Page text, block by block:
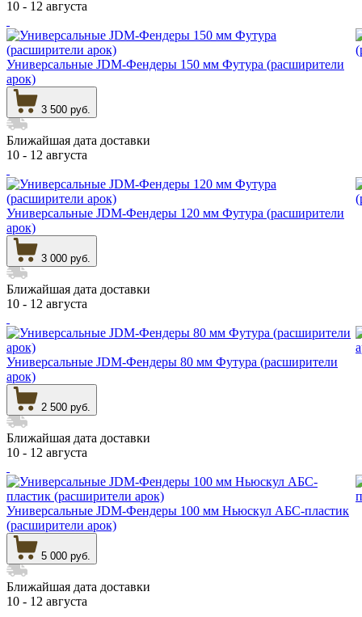
10 - 12 августа
Универсальные JDM-Фендеры 150 мм Футура (расширители
арок)
3 500 руб.
Ближайшая дата доставки
10 - 12 августа
Универсальные JDM-Фендеры 120 мм Футура (расширители
арок)
3 000 руб.
Ближайшая дата доставки
10 - 12 августа
Универсальные JDM-Фендеры 80 мм Футура (расширители
арок)
2 500 руб.
Ближайшая дата доставки
10 - 12 августа
Универсальные JDM-Фендеры 100 мм Ньюскул АБС-пластик
(расширители арок)
5 000 руб.
Ближайшая дата доставки
10 - 12 августа